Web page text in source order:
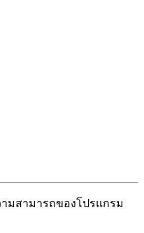
ามสามารถของโปรแกรม